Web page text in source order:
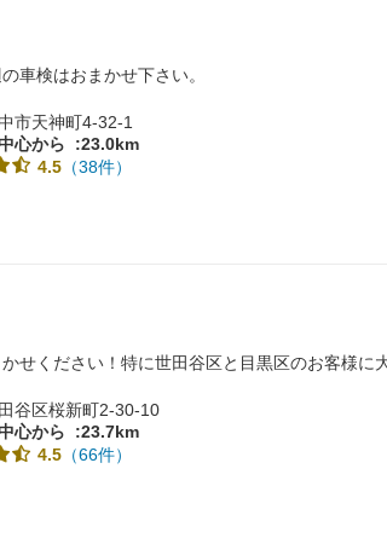
車検はおまかせ下さい。
市天神町4-32-1
心から
:23.0km
4.5 （38件）
せください！特に世田谷区と目黒区のお客様に
谷区桜新町2-30-10
心から
:23.7km
4.5 （66件）